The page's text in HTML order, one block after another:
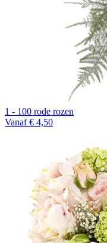
1 - 100 rode rozen
Vanaf € 4,50